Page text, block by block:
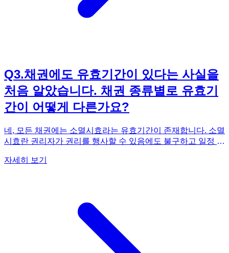
Q3.채권에도 유효기간이 있다는 사실을
처음 알았습니다. 채권 종류별로 유효기
간이 어떻게 다른가요?
네, 모든 채권에는 소멸시효라는 유효기간이 존재합니다. 소멸
시효란 권리자가 권리를 행사할 수 있음에도 불구하고 일정 기
말합니다. 채권의 종류에 따라 소멸시효 기간은 다르게 적용됩
이 적용될 수 있습니다. 예를 들어, 친구에게 돈을 빌려주고 차
용증을 작성했다면, 이는 민사 채권에 해당하므로 10년의 소
멸시효가 적용됩니다. 하지만 식당에서 밥을 먹고 외상값을 지
불하지 않았다면, 이는 음식료 채권에 해당하므로 1년의 소멸
시효가 적용됩니다. 소멸시효가 완성되면 채무자는 채무를 변
자세히 보기